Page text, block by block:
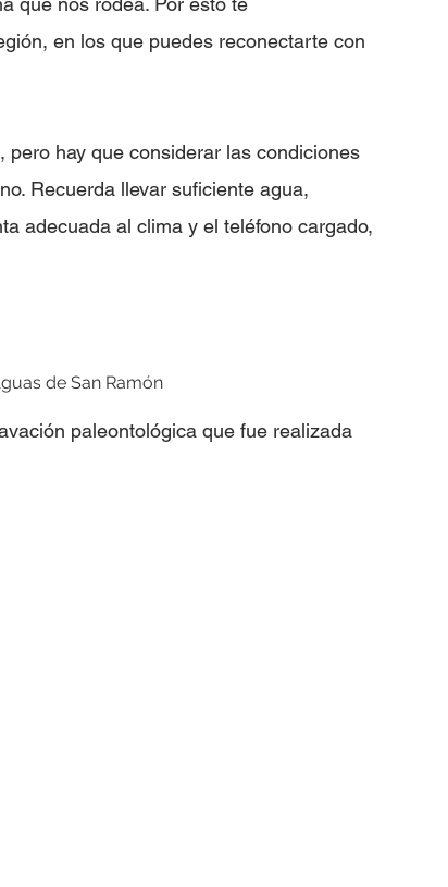
en los que puedes reconectarte con
hay que considerar las condiciones
Recuerda llevar suficiente agua,
adecuada al clima y el teléfono cargado,
de San Ramón
paleontológica que fue realizada